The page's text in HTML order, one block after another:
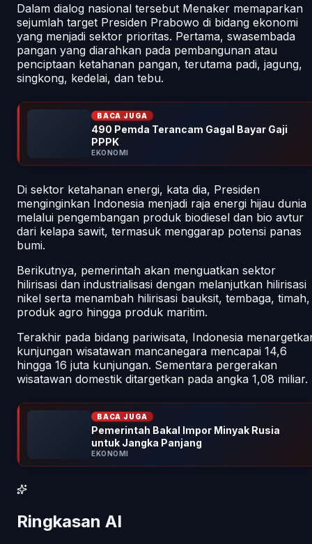
Dalam dialog nasional tersebut Menaker memaparkan
sejumlah target Presiden Prabowo di bidang ekonomi
yang menjadi sektor prioritas. Pertama, swasembada
pangan yang diarahkan pada pembangunan atau
penciptaan ketahanan pangan, terutama padi, jagung,
singkong, kedelai, dan tebu.
BACA JUGA
490 Pemda Terancam Gagal Bayar Gaji
PPPK
EKONOMI
Di sektor ketahanan energi, kata dia, Presiden
menginginkan Indonesia menjadi raja energi hijau dunia
melalui pengembangan produk biodiesel dan bio avtur
dari kelapa sawit, termasuk menggarap potensi panas
bumi.
Berikutnya, pemerintah akan menguatkan sektor
hilirisasi dan industrialisasi dengan melanjutkan hilirisasi
nikel serta menambah hilirisasi bauksit, tembaga, timah,
produk agro hingga produk maritim.
Terakhir pada bidang pariwisata, Indonesia
kunjungan wisatawan mancanegara mencapai 14,6
hingga 16 juta kunjungan. Sementara pergerakan
wisatawan domestik ditargetkan pada angka 1,08 miliar.
BACA JUGA
Pemerintah Bakal Impor Minyak Rusia
untuk Jangka Panjang
EKONOMI
Ringkasan AI